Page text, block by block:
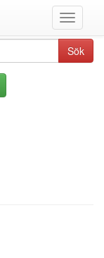
Växla
meny
Sök